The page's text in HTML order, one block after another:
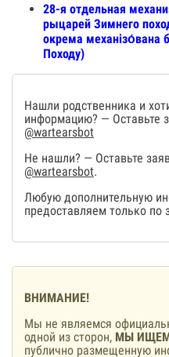
28-я отдельная
рыцарей Зимнего
окрема механізо́вана
Походу)
Нашли родственника и
информацию? — Оставьте
@wartearsbot
Не нашли? — Оставьте
@wartearsbot.
Любую дополнительную
предоставляем только по
ВНИМАНИЕ!
Мы не являемся
одной из сторон, МЫ
публично размещенную